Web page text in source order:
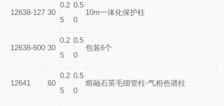
12638-127 30
0.2
5
0.5
0
10m一体化保护柱
12638-600 30
0.2
5
0.5
0
包装6个
12641 60
0.2
5
0.5
0
熔融石英毛细管柱-气相色谱柱